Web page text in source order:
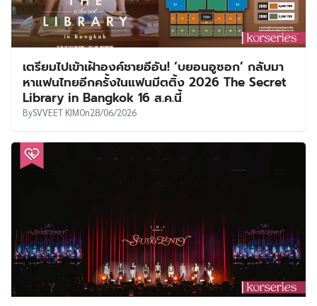
เตรียมไปเข้าเฝ้าองค์ชายอีอัน! ‘บยอนอูซอก’ กลับมา
หาแฟนไทยอีกครั้งในแฟนมีตติ้ง 2026 The Secret
Library in Bangkok 16 ส.ค.นี้
BySVVEET KIMOn28/06/2026